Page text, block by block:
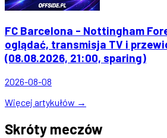
FC Barcelona - Nottingham
oglądać, transmisja TV i
(08.08.2026, 21:00, sparing)
2026-08-08
Więcej artykułów →
Skróty meczów